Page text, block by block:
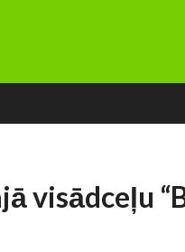
visādceļu